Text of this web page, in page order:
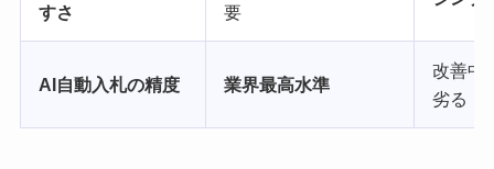
すさ 要
AI自動入札の精度 業界最高水準
改善中
劣る